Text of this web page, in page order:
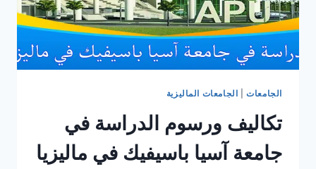
الجامعات| الجامعات الماليزية
تكاليف ورسوم الدراسة في
جامعة آسيا باسيفيك في ماليزيا